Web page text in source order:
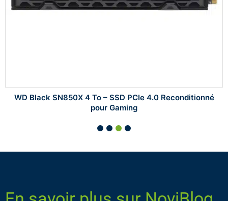
WD Black SN850X 4 To – SSD PCIe 4.0 Reconditionné
pour Gaming